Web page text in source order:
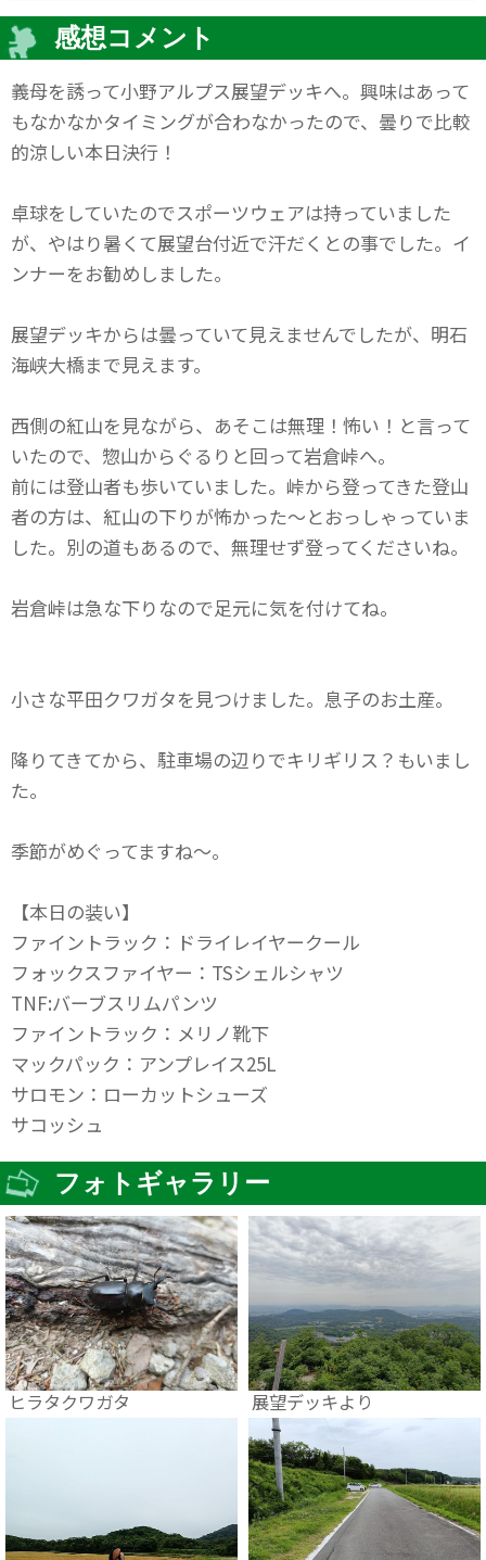
感想コメント
義母を誘って小野アルプス展望デッキへ。興味はあって
もなかなかタイミングが合わなかったので、曇りで比較
的涼しい本日決行！
卓球をしていたのでスポーツウェアは持っていました
が、やはり暑くて展望台付近で汗だくとの事でした。イ
ンナーをお勧めしました。
展望デッキからは曇っていて見えませんでしたが、明石
海峡大橋まで見えます。
西側の紅山を見ながら、あそこは無理！怖い！と言って
いたので、惣山からぐるりと回って岩倉峠へ。
前には登山者も歩いていました。峠から登ってきた登山
者の方は、紅山の下りが怖かった～とおっしゃっていま
した。別の道もあるので、無理せず登ってくださいね。
岩倉峠は急な下りなので足元に気を付けてね。
小さな平田クワガタを見つけました。息子のお土産。
降りてきてから、駐車場の辺りでキリギリス？もいまし
た。
季節がめぐってますね～。
【本日の装い】
ファイントラック：ドライレイヤークール
フォックスファイヤー：TSシェルシャツ
TNF:バーブスリムパンツ
ファイントラック：メリノ靴下
マックパック：アンプレイス25L
サロモン：ローカットシューズ
サコッシュ
フォトギャラリー
ヒラタクワガタ 展望デッキより